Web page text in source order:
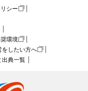
シー
環境
したい方へ
出典一覧